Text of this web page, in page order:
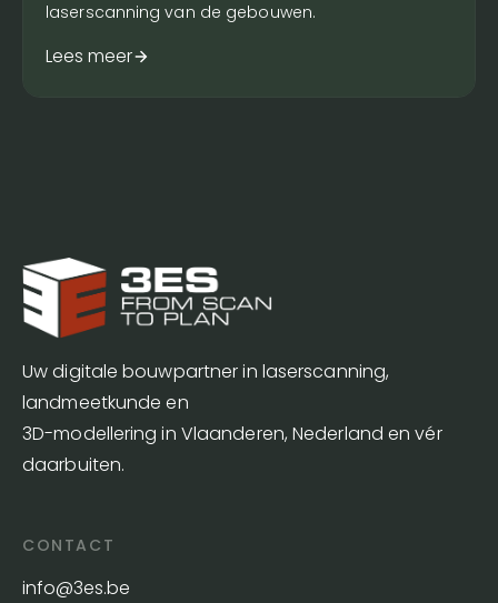
laserscanning van de gebouwen.
Lees meer
Uw digitale bouwpartner in laserscanning,
landmeetkunde en
3D-modellering in Vlaanderen, Nederland en vér
daarbuiten.
CONTACT
info@3es.be